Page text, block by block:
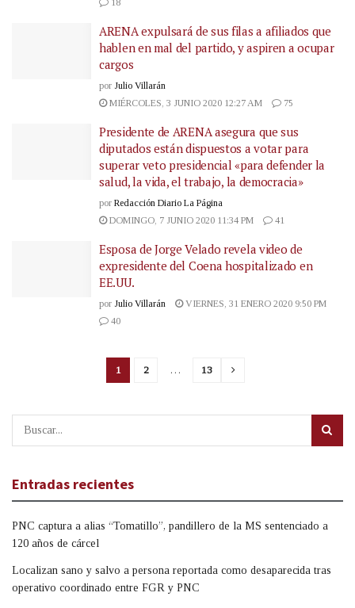
ARENA expulsará de sus filas a afiliados que
hablen en mal del partido, y aspiren a ocupar
cargos
por Julio Villarán
MIÉRCOLES, 3 JUNIO 2020 12:27 AM
75
Presidente de ARENA asegura que sus
diputados están dispuestos a votar para
superar veto presidencial «para defender la
salud, la vida, el trabajo, la democracia»
por Redacción Diario La Página
DOMINGO, 7 JUNIO 2020 11:34 PM
41
Esposa de Jorge Velado revela video de
expresidente del Coena hospitalizado en
EE.UU.
por Julio Villarán
VIERNES, 31 ENERO 2020 9:50 PM
40
1 2 … 13
Entradas recientes
PNC captura a alias “Tomatillo”, pandillero de la MS sentenciado a
120 años de cárcel
Localizan sano y salvo a persona reportada como desaparecida tras
operativo coordinado entre FGR y PNC